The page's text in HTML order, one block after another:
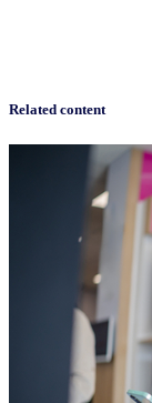
Related content